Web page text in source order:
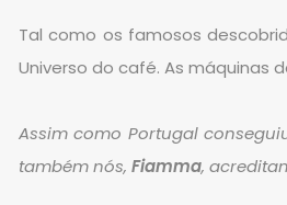
Tal como os famosos
Universo do café. As máquinas
Assim como Portugal
também nós, Fiamma,